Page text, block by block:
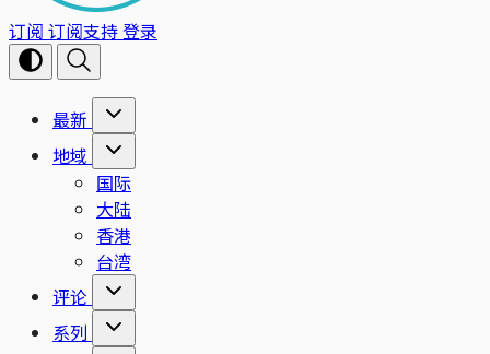
订阅 订阅支持登录
最新
地域
国际
大陆
香港
台湾
评论
系列